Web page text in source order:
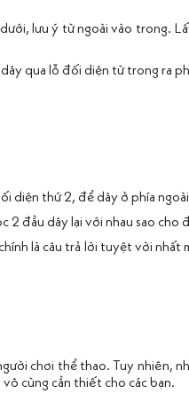
lưu ý từ ngoài vào trong.
qua lỗ đối diện từ trong ra
diện thứ 2, để dây ở phía
đầu dây lại với nhau sao cho
là câu trả lời tuyệt vời nhất
chơi thể thao. Tuy nhiên,
cùng cần thiết cho các bạn.